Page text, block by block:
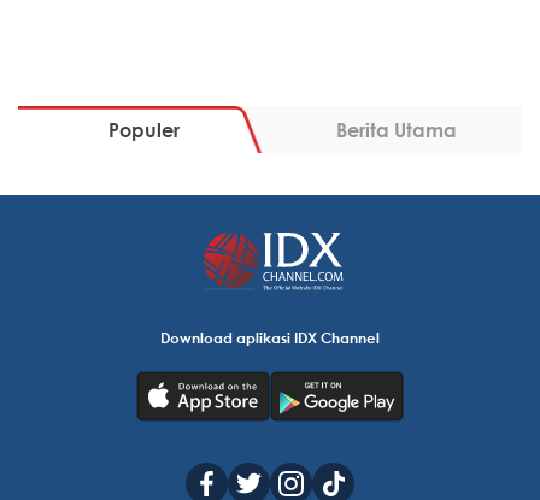
Populer Berita Utama
Download aplikasi IDX Channel